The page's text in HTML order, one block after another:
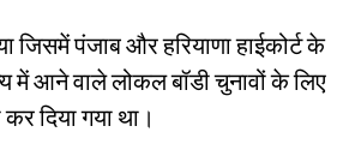
जिसमें पंजाब और हरियाणा हाईकोर्ट के
में आने वाले लोकल बॉडी चुनावों के लिए
दिया गया था।